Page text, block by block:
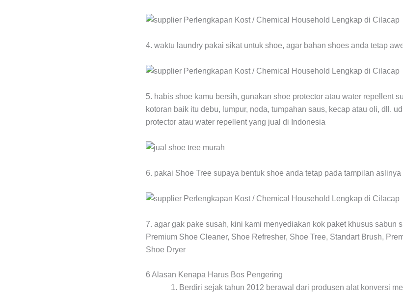
4. waktu laundry pakai sikat untuk shoe, agar bahan shoes anda tetap
5. habis shoe kamu bersih, gunakan shoe protector atau water repellent
kotoran baik itu debu, lumpur, noda, tumpahan saus, kecap atau oli, dll.
protector atau water repellent yang jual di Indonesia
6. pakai Shoe Tree supaya bentuk shoe anda tetap pada tampilan aslinya
7. agar gak pake susah, kini kami menyediakan kok paket khusus sabun
Premium Shoe Cleaner, Shoe Refresher, Shoe Tree, Standart Brush,
Shoe Dryer
6 Alasan Kenapa Harus Bos Pengering
Berdiri sejak tahun 2012 berawal dari produsen alat konversi